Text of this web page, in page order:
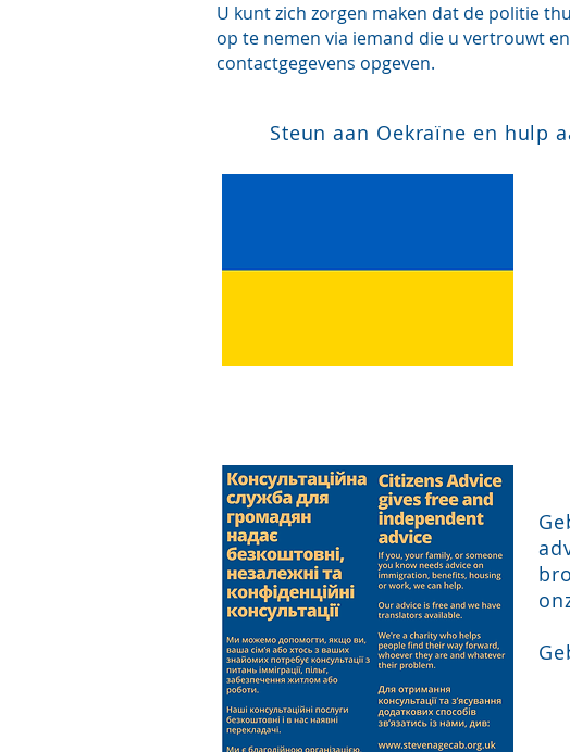
U kunt zich zorgen maken dat de politie
op te nemen via iemand die u vertrouwt
contactgegevens opgeven.
Steun aan Oekraïne en hulp